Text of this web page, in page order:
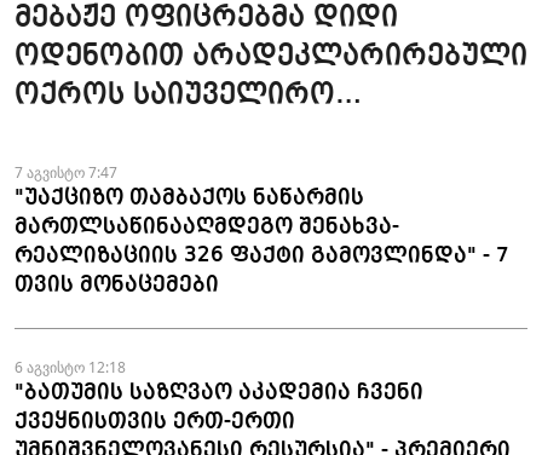
მებაჟე ოფიცრებმა დიდი
ოდენობით არადეკლარირებული
ოქროს საიუველირო
ფაქტები აღკვეთეს
7 აგვისტო 7:47
"უაქციზო თამბაქოს ნაწარმის
მართლსაწინააღმდეგო შენახვა-
რეალიზაციის 326 ფაქტი გამოვლინდა" - 7
თვის მონაცემები
6 აგვისტო 12:18
"ბათუმის საზღვაო აკადემია ჩვენი
ქვეყნისთვის ერთ-ერთი
უმნიშვნელოვანესი რესურსია" - პრემიერი